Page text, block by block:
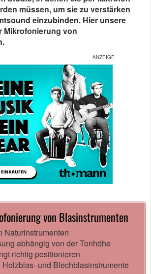
müssen, um sie zu verstärken
einzubinden. Hier unsere
Mikrofonierung von
von Blasinstrumenten
Naturinstrumenten
abhängig von der Tonhöhe
richtig positionieren
und Blechblasinstrumente